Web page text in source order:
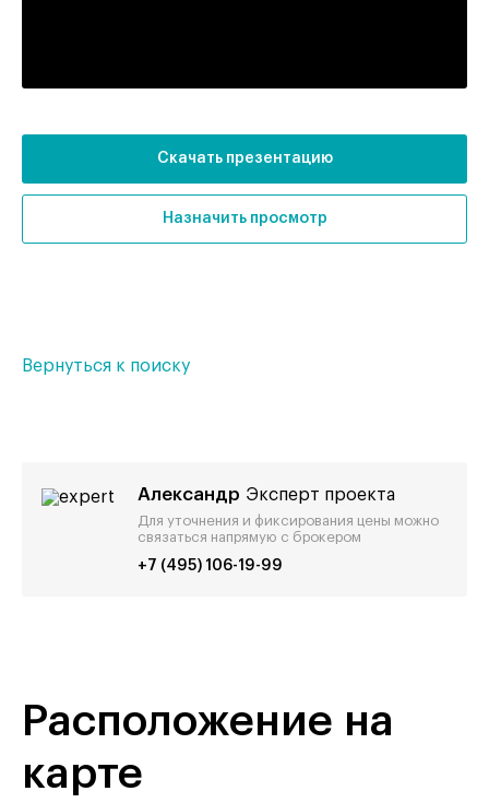
Скачать презентацию
Назначить просмотр
Вернуться к поиску
Александр Эксперт проекта
Для уточнения и фиксирования цены можно
связаться напрямую с брокером
+7 (495) 106-19-99
Расположение на
карте